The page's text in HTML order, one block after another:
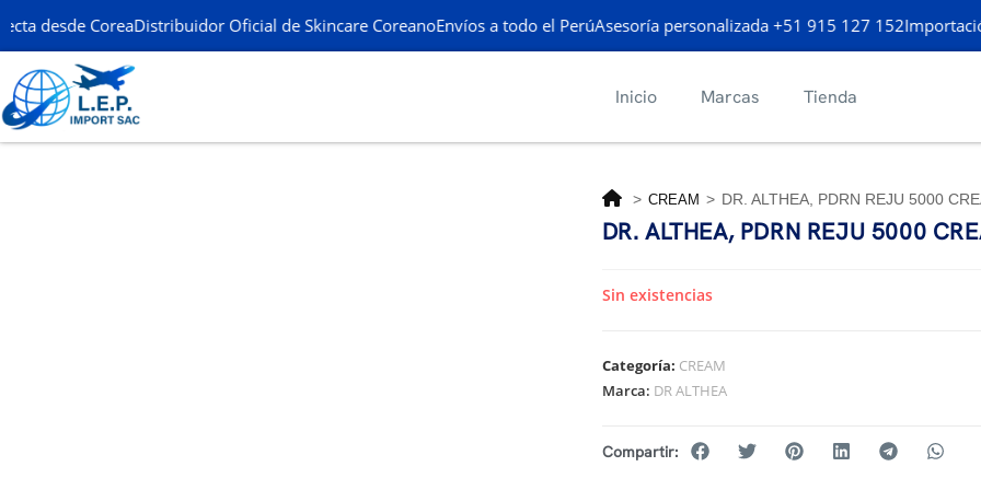
desde CoreaDistribuidor Oficial de Skincare CoreanoEnvíos a todo el PerúAsesoría personalizada +51 915 127 152
Inicio Marcas Tienda
> CREAM > DR. ALTHEA, PDRN REJU 5000
DR. ALTHEA, PDRN REJU 5000
Sin existencias
Categoría: CREAM
Marca: DR ALTHEA
Compartir: